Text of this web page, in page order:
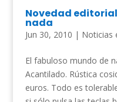
Novedad
nada
Jun 30, 2010 | Noticias
El fabuloso mundo de
Acantilado. Rústica
euros. Todo es